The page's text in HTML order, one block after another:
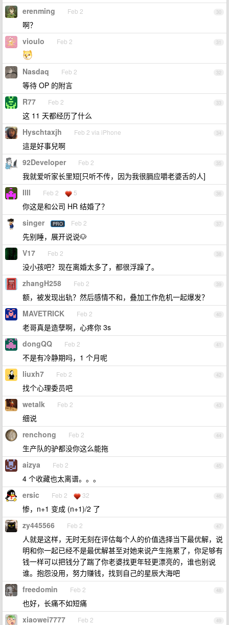
30
erenming Feb 2
啊？
31
vioulo Feb 2
32
Nasdaq Feb 2
等待 OP 的附言
33
R77 Feb 2
这 11 天都经历了什么
34
Hyschtaxjh Feb 2 via iPhone
這是好事兒啊
35
92Developer Feb 2
我就爱听家长里短[只听不传，因为我很膈应嚼老婆舌的人]
36
IlIl Feb 2 5
你这是和公司 HR 结婚了？
37
singer PRO Feb 2
先别睡，展开说说🐶
38
V17 Feb 2
没小孩吧？现在离婚太多了，都很浮躁了。
39
zhangH258 Feb 2
额，被发现出轨？然后感情不和，叠加工作危机一起爆发？
40
MAVETRICK Feb 2
老哥真是造孽啊，心疼你 3s
41
dongQQ Feb 2
不是有冷静期吗，1 个月呢
42
liuxh7 Feb 2
找个心理委员吧
43
wetalk Feb 2
细说
44
renchong Feb 2
生产队的驴都没你这么能拖
45
aizya Feb 2
4 个收藏也太离谱。。。
46
ersic Feb 2 32
惨，n+1 变成 (n+1)/2 了
47
zy445566 Feb 2
人就是这样，无时无刻在评估每个人的价值选择当下最优解，说
明和你一起已经不是最优解甚至对她来说产生拖累了，你足够有
钱一样可以把钱分了踹了你老婆找更年轻更漂亮的，谁也别说
谁。抱怨没用，努力赚钱，找到自己的星辰大海吧
48
freedomin Feb 2
也好，长痛不如短痛
49
xiaowei7777 Feb 2